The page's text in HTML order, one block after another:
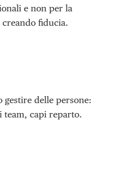
e non per la
fiducia.
delle persone:
team, capi reparto.